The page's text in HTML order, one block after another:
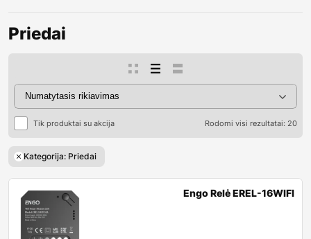
Priedai
Tik produktai su akcija Rodomi visi rezultatai: 20
Kategorija: Priedai
Engo Relė EREL-16WIFI